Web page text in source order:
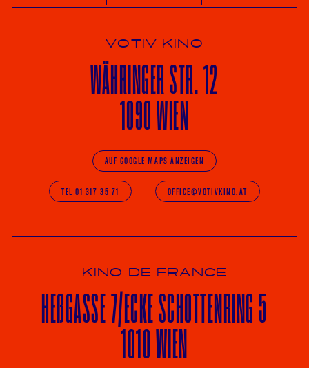
VOTIV KINO
WÄHRINGERSTR. 12
1090 WIEN
AUF GOOGLE MAPS ANZEIGEN
TEL 01 317 35 71 OFFICE@VOTIVKINO.AT
KINO DE FRANCE
HEßGASSE 7/ECKESCHOTTENRING 5
1010 WIEN